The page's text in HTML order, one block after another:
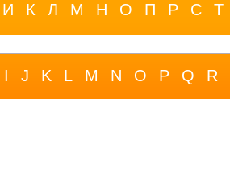
И К Л М Н О П Р С Т
I J K L M N O P Q R